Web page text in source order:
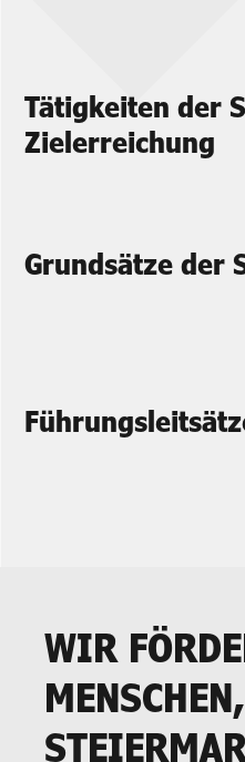
Tätigkeiten der
Zielerreichung
Grundsätze der
WIR